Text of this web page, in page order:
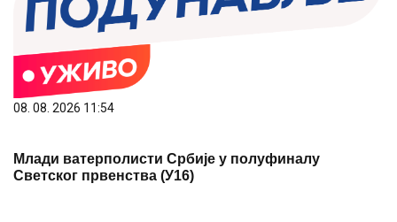
08. 08. 2026 11:54
Млади ватерполисти Србије у полуфиналу
Светског првенства (У16)